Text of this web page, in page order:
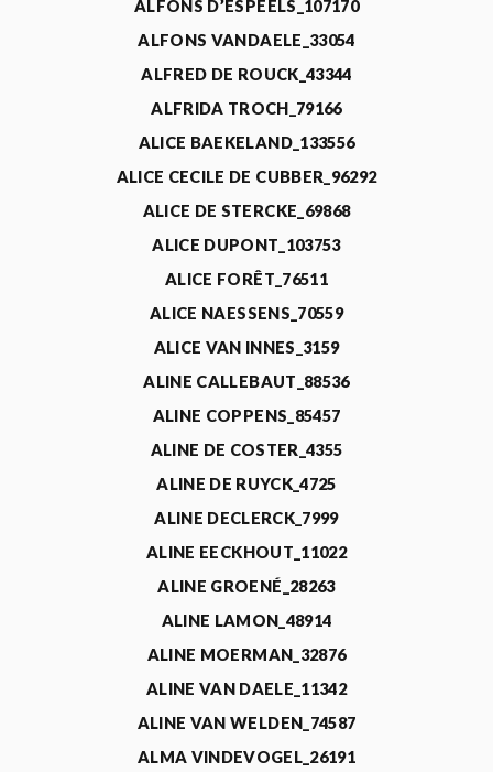
ALFONS D’ESPEELS_107170
ALFONS VANDAELE_33054
ALFRED DE ROUCK_43344
ALFRIDA TROCH_79166
ALICE BAEKELAND_133556
ALICE CECILE DE CUBBER_96292
ALICE DE STERCKE_69868
ALICE DUPONT_103753
ALICE FORÊT_76511
ALICE NAESSENS_70559
ALICE VAN INNES_3159
ALINE CALLEBAUT_88536
ALINE COPPENS_85457
ALINE DE COSTER_4355
ALINE DE RUYCK_4725
ALINE DECLERCK_7999
ALINE EECKHOUT_11022
ALINE GROENÉ_28263
ALINE LAMON_48914
ALINE MOERMAN_32876
ALINE VAN DAELE_11342
ALINE VAN WELDEN_74587
ALMA VINDEVOGEL_26191